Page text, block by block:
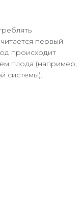
первый
происходит
плода (например,
системы).